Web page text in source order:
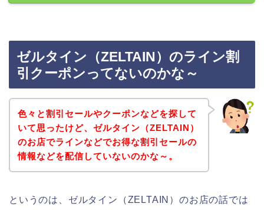
ゼルタイン（ZELTAIN）のライン割
引クーポンってないのかな～
色々と割引セールやクーポンなどを探して
いて思ったけど、ゼルタイン（ZELTAIN）
のお店でラインなどでお得な割引セールの
情報などを配信していないのかな～。
というのは、ゼルタイン（ZELTAIN）のお店の話では